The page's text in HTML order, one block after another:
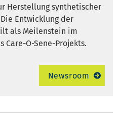
Herstellung synthetischer
Entwicklung der
als Meilenstein im
Care-O-Sene-Projekts.
Newsroom